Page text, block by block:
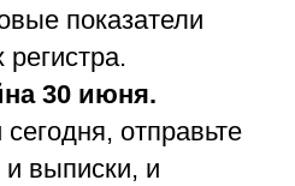
показатели
регистра.
30 июня.
отправьте
выписки, и